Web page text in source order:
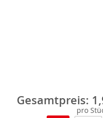
Gesamtpreis:
pro